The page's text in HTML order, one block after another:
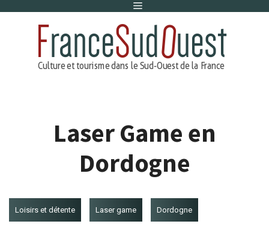
Menu
Laser Game en
Dordogne
Loisirs et détente Laser game Dordogne